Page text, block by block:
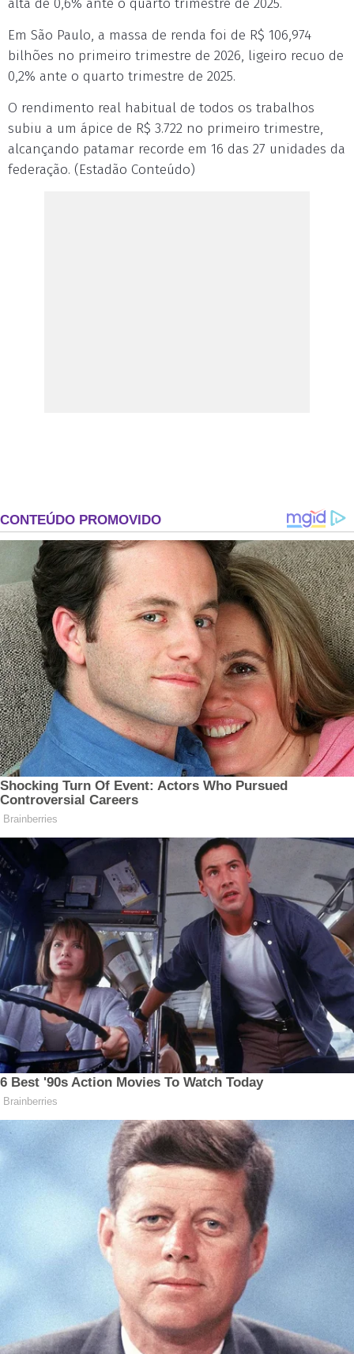
alta de 0,6% ante o quarto trimestre de 2025.
Em São Paulo, a massa de renda foi de R$ 106,974
bilhões no primeiro trimestre de 2026, ligeiro recuo de
0,2% ante o quarto trimestre de 2025.
O rendimento real habitual de todos os trabalhos
subiu a um ápice de R$ 3.722 no primeiro trimestre,
alcançando patamar recorde em 16 das 27 unidades da
federação. (Estadão Conteúdo)